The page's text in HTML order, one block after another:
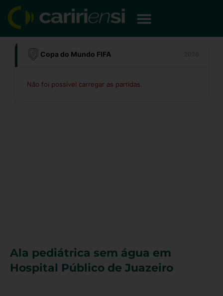
para
conteúdo
Copa do Mundo FIFA
Não foi possível carregar as partidas.
Ala pediátrica sem água em
Hospital Público de Juazeiro